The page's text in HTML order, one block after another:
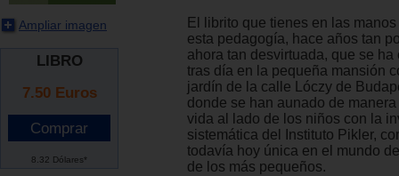
Ampliar imagen
LIBRO
7.50 Euros
8.32 Dólares*
El librito que tienes en las
esta pedagogía, hace años tan
ahora tan desvirtuada, que se ha
tras día en la pequeña mansión
jardín de la calle Lóczy de
donde se han aunado de
vida al lado de los niños con la
sistemática del Instituto Pikler,
todavía hoy única en el mundo
de los más pequeños.